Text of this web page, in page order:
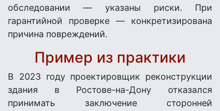
обследовании — указаны риски. При
гарантийной проверке — конкретизирована
причина повреждений.
Пример из практики
В 2023 году проектировщик реконструкции
здания в Ростове-на-Дону отказался
принимать заключение сторонней